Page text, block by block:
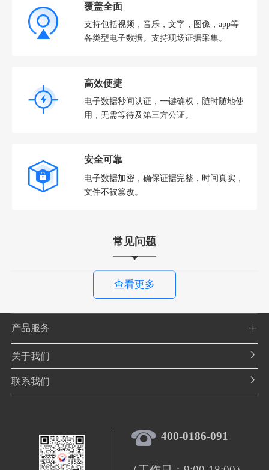
覆盖全面
支持包括视频，音乐，文字，图像，app等
各类型电子数据。支持现场证据采集。
高效便捷
电子数据秒间认证，一键确权，随时随地使
用，无需等待及第三方公证。
安全可靠
电子数据加密，确保证据完整，时间真实，
文件不被篡改。
常见问题
查看更多
产品服务
关于我们
联系我们
400-0186-091